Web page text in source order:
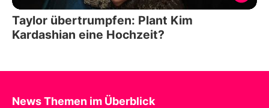
Taylor übertrumpfen: Plant Kim
Kardashian eine Hochzeit?
News Themen im Überblick